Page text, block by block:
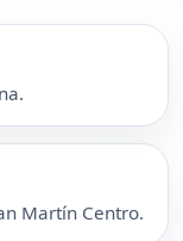
Martín Centro.